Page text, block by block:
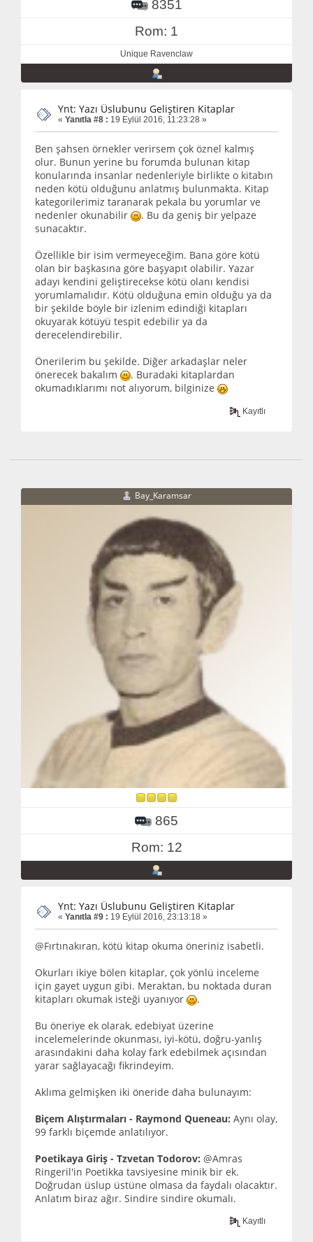
8351
Rom: 1
Unique Ravenclaw
Ynt: Yazı Üslubunu Geliştiren Kitaplar
« Yanıtla #8 : 19 Eylül 2016, 11:23:28 »
Ben şahsen örnekler verirsem çok öznel kalmış
olur. Bunun yerine bu forumda bulunan kitap
konularında insanlar nedenleriyle birlikte o kitabın
neden kötü olduğunu anlatmış bulunmakta. Kitap
kategorilerimiz taranarak pekala bu yorumlar ve
nedenler okunabilir
. Bu da geniş bir yelpaze
sunacaktır.
Özellikle bir isim vermeyeceğim. Bana göre kötü
olan bir başkasına göre başyapıt olabilir. Yazar
adayı kendini geliştirecekse kötü olanı kendisi
yorumlamalıdır. Kötü olduğuna emin olduğu ya da
bir şekilde böyle bir izlenim edindiği kitapları
okuyarak kötüyü tespit edebilir ya da
derecelendirebilir.
Önerilerim bu şekilde. Diğer arkadaşlar neler
önerecek bakalım
. Buradaki kitaplardan
okumadıklarımı not alıyorum, bilginize
Kayıtlı
Bay_Karamsar
865
Rom: 12
Ynt: Yazı Üslubunu Geliştiren Kitaplar
« Yanıtla #9 : 19 Eylül 2016, 23:13:18 »
@Fırtınakıran, kötü kitap okuma öneriniz isabetli.
Okurları ikiye bölen kitaplar, çok yönlü inceleme
için gayet uygun gibi. Meraktan, bu noktada duran
kitapları okumak isteği uyanıyor
.
Bu öneriye ek olarak, edebiyat üzerine
incelemelerinde okunması, iyi-kötü, doğru-yanlış
arasındakini daha kolay fark edebilmek açısından
yarar sağlayacağı fikrindeyim.
Aklıma gelmişken iki öneride daha bulunayım:
Biçem Alıştırmaları - Raymond Queneau: Aynı olay,
99 farklı biçemde anlatılıyor.
Poetikaya Giriş - Tzvetan Todorov: @Amras
Ringeril'in Poetikka tavsiyesine minik bir ek.
Doğrudan üslup üstüne olmasa da faydalı olacaktır.
Anlatım biraz ağır. Sindire sindire okumalı.
Kayıtlı